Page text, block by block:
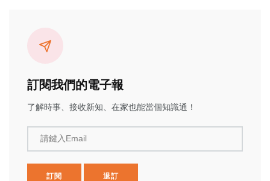
訂閱我們的電子報
了解時事、接收新知、在家也能當個知識通！
請鍵入Email
訂閱 退訂